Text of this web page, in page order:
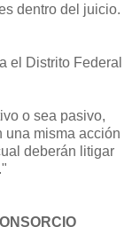
dentro del juicio.
el Distrito Federal
o sea pasivo,
una misma acción
deberán litigar